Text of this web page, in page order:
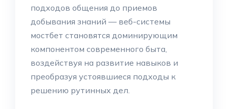
подходов общения до приемов
добывания знаний — веб-системы
мостбет становятся доминирующим
компонентом современного быта,
воздействуя на развитие навыков и
преобразуя устоявшиеся подходы к
решению рутинных дел.